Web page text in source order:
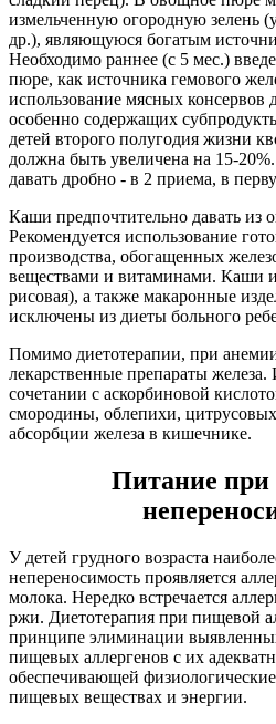
измельченную огородную зелень
др.), являющуюся богатым
Необходимо раннее (с 5 мес.)
пюре, как источника гемового
использование мясных консервов
особенно содержащих
детей второго полугодия жизни
должна быть увеличена на 15-
давать дробно - в 2 приема, в
Каши предпочтительно давать из
Рекомендуется использование
производства, обогащенных
веществами и витаминами. Каши
рисовая), а также макаронные
исключены из диеты больного
Помимо диетотерапии, при
лекарственные препараты
сочетании с аскорбиновой
смородины, облепихи,
абсорбции железа в кишечнике.
Питание
У детей грудного возраста
непереносимость проявляется
молока. Нередко встречается
ржи. Диетотерапия при пищевой
принципе элиминации
пищевых аллергенов с их
обеспечивающей
пищевых веществах и энергии.